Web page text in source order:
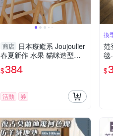
商店 日本療癒系 Joujoulier
春夏新作 水果 貓咪造型地
墊 | 椅墊 地毯 玄關 臥室 腳
踏墊 小墊子
$384
活動 券
換
范
毯
$